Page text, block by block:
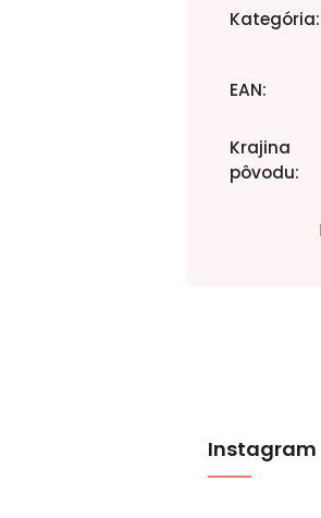
Kategória:
EAN:
Krajina
pôvodu:
Instagram